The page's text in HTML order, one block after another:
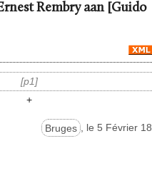
Rembry aan [Guido
p1
+
Bruges , le 5 Février